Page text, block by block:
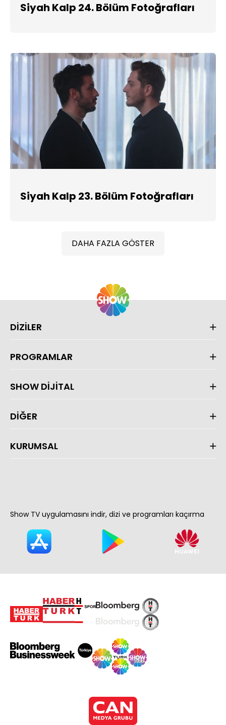
Siyah Kalp 24. Bölüm Fotoğrafları
Siyah Kalp 23. Bölüm Fotoğrafları
DAHA FAZLA GÖSTER
DİZİLER
PROGRAMLAR
SHOW DİJİTAL
DİĞER
KURUMSAL
Show TV uygulamasını indir, dizi ve programları kaçırma